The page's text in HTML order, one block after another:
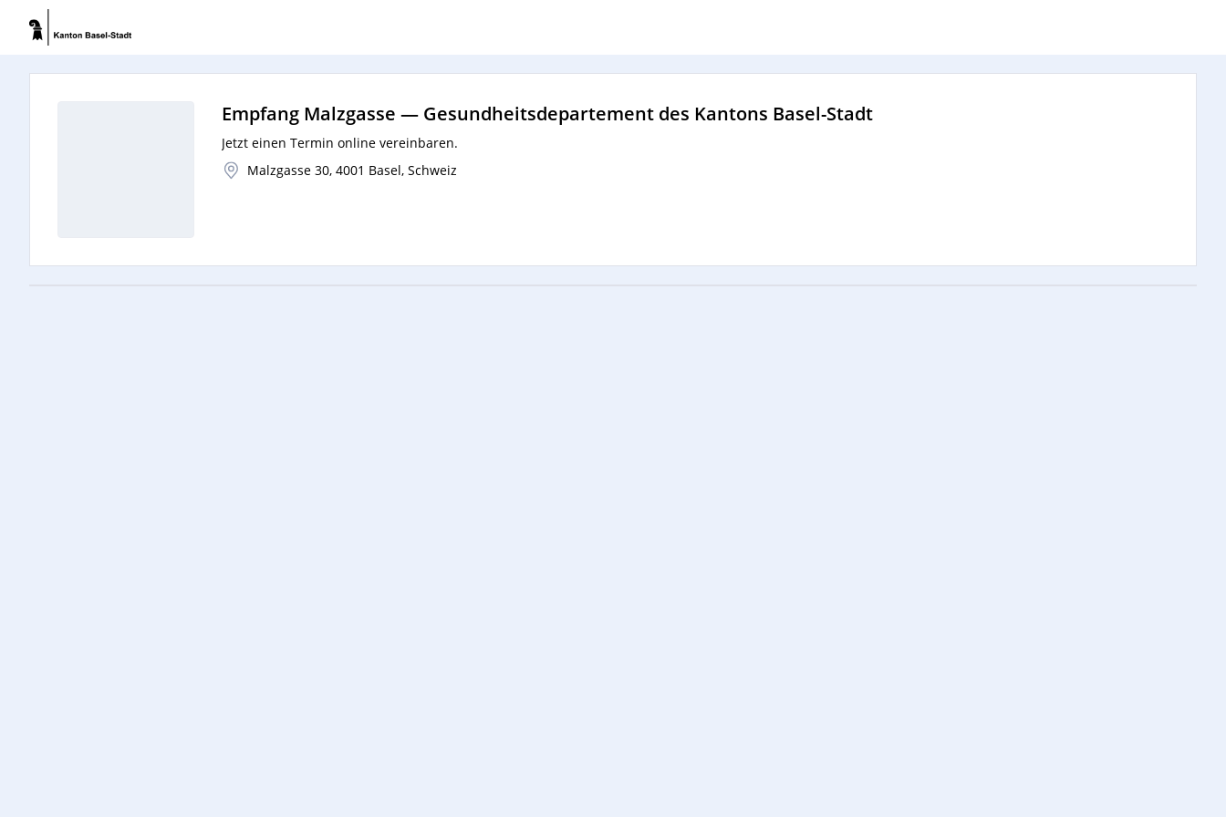
Empfang Malzgasse — Gesundheitsdepartement des Kantons Basel-Stadt
Jetzt einen Termin online vereinbaren.